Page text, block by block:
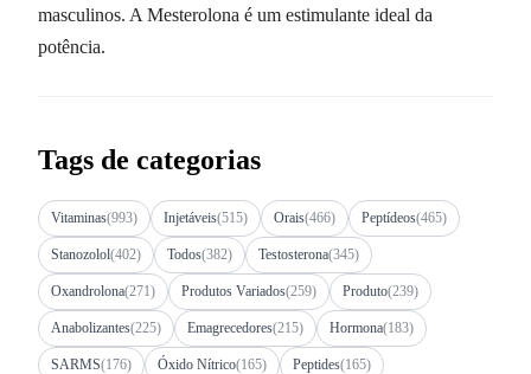
masculinos. A Mesterolona é um estimulante ideal da
potência.
Tags de categorias
Vitaminas(993) Injetáveis(515) Orais(466) Peptídeos(465)
Stanozolol(402) Todos(382) Testosterona(345)
Oxandrolona(271) Produtos Variados(259) Produto(239)
Anabolizantes(225) Emagrecedores(215) Hormona(183)
SARMS(176) Óxido Nítrico(165) Peptides(165)